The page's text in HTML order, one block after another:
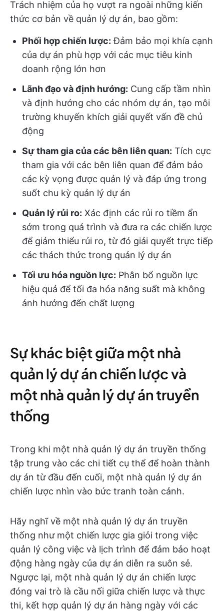
Trách nhiệm của họ vượt ra ngoài những kiến
thức cơ bản về quản lý dự án, bao gồm:
Phối hợp chiến lược: Đảm bảo mọi khía cạnh
của dự án phù hợp với các mục tiêu kinh
doanh rộng lớn hơn
Lãnh đạo và định hướng: Cung cấp tầm nhìn
và định hướng cho các nhóm dự án, tạo môi
trường khuyến khích giải quyết vấn đề chủ
động
Sự tham gia của các bên liên quan: Tích cực
tham gia với các bên liên quan để đảm bảo
các kỳ vọng được quản lý và đáp ứng trong
suốt chu kỳ quản lý dự án
Quản lý rủi ro: Xác định các rủi ro tiềm ẩn
sớm trong quá trình và đưa ra các chiến lược
để giảm thiểu rủi ro, từ đó giải quyết trực tiếp
các thách thức trong quản lý dự án
Tối ưu hóa nguồn lực: Phân bổ nguồn lực
hiệu quả để tối đa hóa năng suất mà không
ảnh hưởng đến chất lượng
Sự khác biệt giữa một nhà
quản lý dự án chiến lược và
một nhà quản lý dự án truyền
thống
Trong khi một nhà quản lý dự án truyền thống
tập trung vào các chi tiết cụ thể để hoàn thành
dự án từ đầu đến cuối, một nhà quản lý dự án
chiến lược nhìn vào bức tranh toàn cảnh.
Hãy nghĩ về một nhà quản lý dự án truyền
thống như một chiến lược gia giỏi trong việc
quản lý công việc và lịch trình để đảm bảo hoạt
động hàng ngày của dự án diễn ra suôn sẻ.
Ngược lại, một nhà quản lý dự án chiến lược
đóng vai trò là cầu nối giữa chiến lược và thực
thi, kết hợp quản lý dự án hàng ngày với các